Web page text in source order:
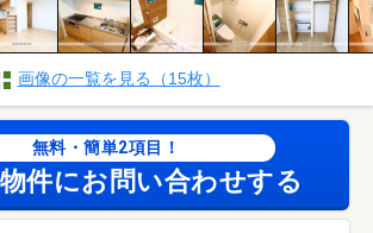
画像の一覧を見る（15枚）
無料・簡単2項目！
件にお問い合わせする